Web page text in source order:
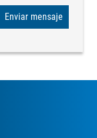
Enviar mensaje